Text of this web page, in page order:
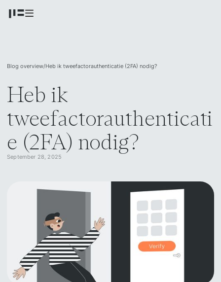
Heb ik
tweefactorauthenticati
e (2FA) nodig?
September 28, 2025
Blog overview/Heb ik tweefactorauthenticatie (2FA) nodig?